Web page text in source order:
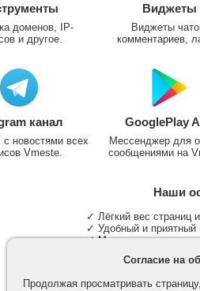
доменов, IP-
и другое.
Виджеты
Виджеты
комментариев,
канал
новостями всех
Vmeste.
GooglePlay
Мессенджер для
сообщениями на
Наши
✓ Лёгкий вес страниц
✓ Удобный и приятный
✓ Мы не размещаем
✓ Участие в группах
✓ Поддержка
Согласие на
Продолжая просматривать